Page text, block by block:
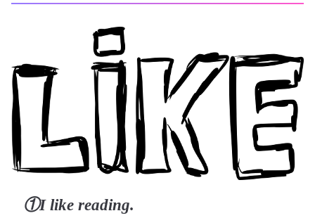
①I like reading.